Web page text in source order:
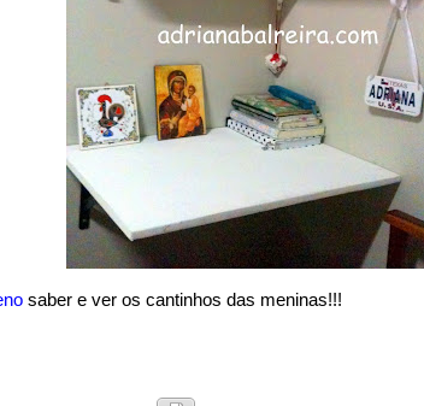
saber e ver os cantinhos das meninas!!!